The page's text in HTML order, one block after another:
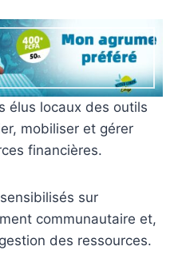
élus locaux des outils
mobiliser et gérer
financières.
sur
communautaire et,
des ressources.